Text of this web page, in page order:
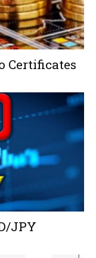
Certificates
JPY